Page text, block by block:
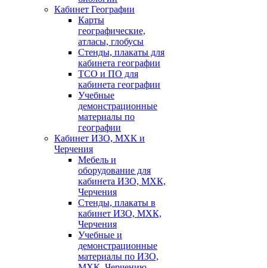
Кабинет Географии
Карты
географические,
атласы, глобусы
Стенды, плакаты для
кабинета географии
ТСО и ПО для
кабинета географии
Учебные
демонстрационные
материалы по
географии
Кабинет ИЗО, МХК и
Черчения
Мебель и
оборудование для
кабинета ИЗО, МХК,
Черчения
Стенды, плакаты в
кабинет ИЗО, МХК,
Черчения
Учебные и
демонстрационные
материалы по ИЗО,